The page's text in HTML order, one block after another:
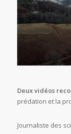
Deux vidéos
prédation et la
Journaliste des